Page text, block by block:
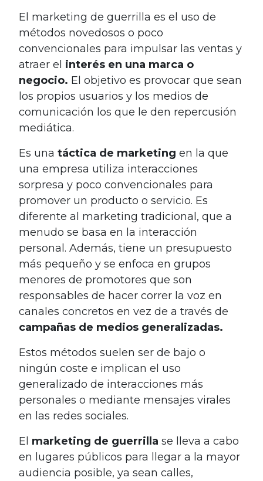
El marketing de guerrilla es el uso de
métodos novedosos o poco
convencionales para impulsar las ventas y
atraer el interés en una marca o
negocio. El objetivo es provocar que sean
los propios usuarios y los medios de
comunicación los que le den repercusión
mediática.
Es una táctica de marketing en la que
una empresa utiliza interacciones
sorpresa y poco convencionales para
promover un producto o servicio. Es
diferente al marketing tradicional, que a
menudo se basa en la interacción
personal. Además, tiene un presupuesto
más pequeño y se enfoca en grupos
menores de promotores que son
responsables de hacer correr la voz en
canales concretos en vez de a través de
campañas de medios generalizadas.
Estos métodos suelen ser de bajo o
ningún coste e implican el uso
generalizado de interacciones más
personales o mediante mensajes virales
en las redes sociales.
El marketing de guerrilla se lleva a cabo
en lugares públicos para llegar a la mayor
audiencia posible, ya sean calles,